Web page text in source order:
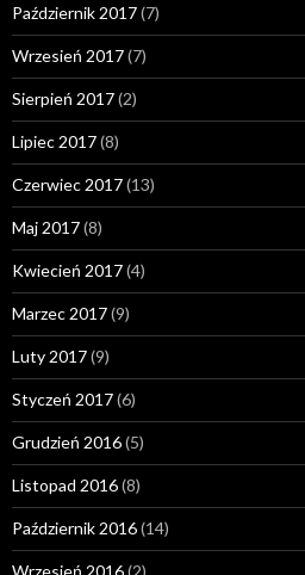
Październik 2017(7)
Wrzesień 2017(7)
Sierpień 2017(2)
Lipiec 2017(8)
Czerwiec 2017(13)
Maj 2017(8)
Kwiecień 2017(4)
Marzec 2017(9)
Luty 2017(9)
Styczeń 2017(6)
Grudzień 2016(5)
Listopad 2016(8)
Październik 2016(14)
Wrzesień 2016(2)